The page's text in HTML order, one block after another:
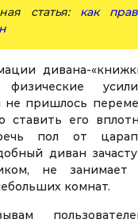
статья:
как
дивана-
физические
не пришлось
ставить его
пол от
диван
не
комнат.